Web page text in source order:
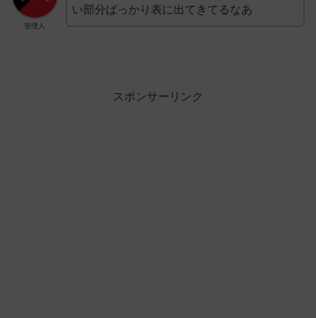
管理人
い部分ばっかり表に出てきてるなあ
スポンサーリンク